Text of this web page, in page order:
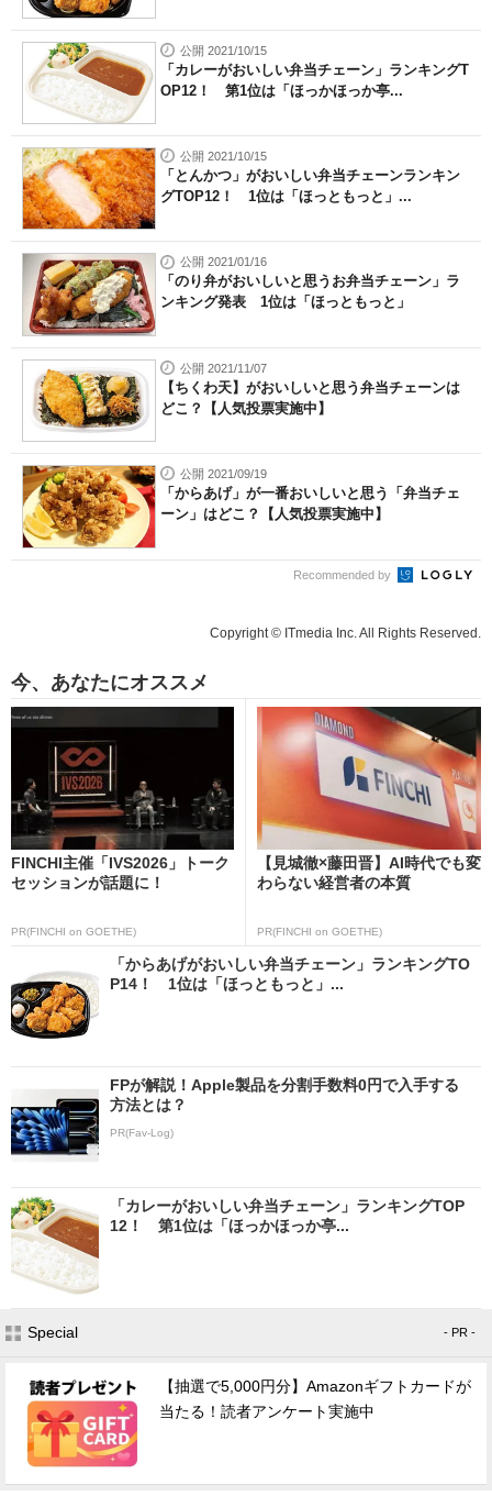
公開 2021/10/15
「カレーがおいしい弁当チェーン」ランキングT
OP12！ 第1位は「ほっかほっか亭...
公開 2021/10/15
「とんかつ」がおいしい弁当チェーンランキン
グTOP12！ 1位は「ほっともっと」...
公開 2021/01/16
「のり弁がおいしいと思うお弁当チェーン」ラ
ンキング発表 1位は「ほっともっと」
公開 2021/11/07
【ちくわ天】がおいしいと思う弁当チェーンは
どこ？【人気投票実施中】
公開 2021/09/19
「からあげ」が一番おいしいと思う「弁当チェ
ーン」はどこ？【人気投票実施中】
Recommended by
Copyright © ITmedia Inc. All Rights Reserved.
今、あなたにオススメ
FINCHI主催「IVS2026」トーク
セッションが話題に！
PR(FINCHI on GOETHE)
【見城徹×藤田晋】AI時代でも変
わらない経営者の本質
PR(FINCHI on GOETHE)
「からあげがおいしい弁当チェーン」ランキングTO
P14！ 1位は「ほっともっと」...
FPが解説！Apple製品を分割手数料0円で入手する
方法とは？
PR(Fav-Log)
「カレーがおいしい弁当チェーン」ランキングTOP
12！ 第1位は「ほっかほっか亭...
Special - PR -
【抽選で5,000円分】Amazonギフトカードが
当たる！読者アンケート実施中